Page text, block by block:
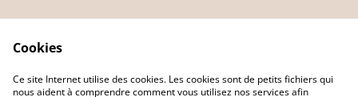
Contact Us
Legal Terms
Privacy Policy
Cookie Policy
Cookies
Ce site Internet utilise des cookies. Les cookies sont de petits fichiers qui
nous aident à comprendre comment vous utilisez nos services afin